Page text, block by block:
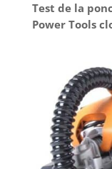
Test de la
Power Tools